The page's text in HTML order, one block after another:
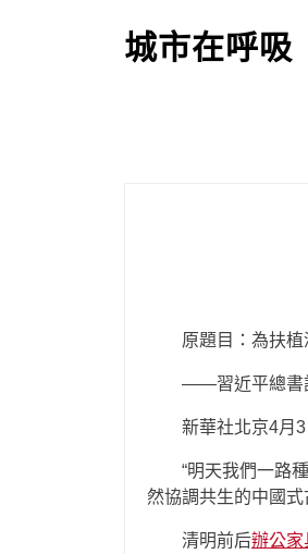
城市在呼吸
原題目：為扶植
——習近平總書
新華社北京4月
“明天我們一路
然協調共生的中國式
清明前后辦公家